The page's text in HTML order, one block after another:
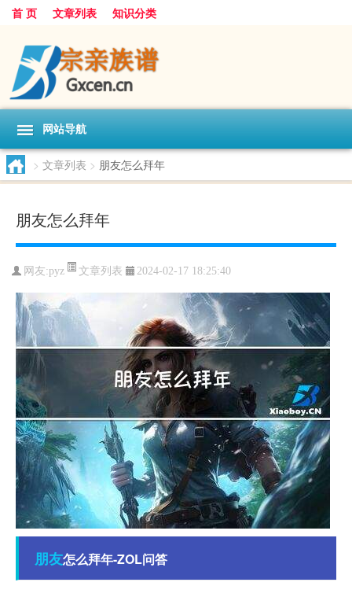
首 页 文章列表 知识分类
网站导航
> 文章列表 > 朋友怎么拜年
朋友怎么拜年
网友:pyz 文章列表 2024-02-17 18:25:40
朋友怎么拜年-ZOL问答